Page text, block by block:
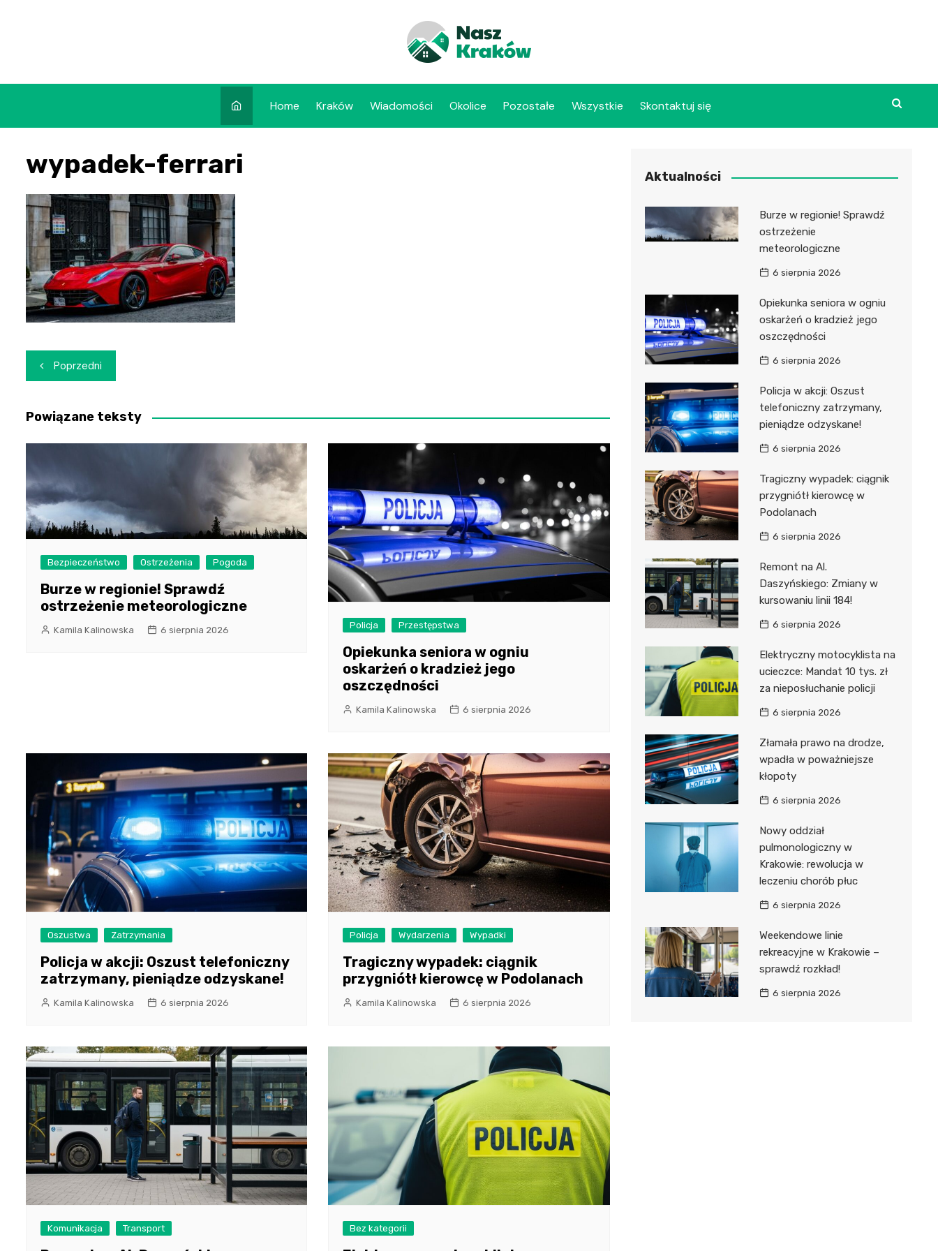
Home Kraków Wiadomości Okolice Pozostałe Wszystkie Skontaktuj się
wypadek-ferrari
Nawigacja
wpisu
Poprzedni
Powiązane teksty
Bezpieczeństwo Ostrzeżenia Pogoda
Burze w regionie! Sprawdź
ostrzeżenie meteorologiczne
Kamila Kalinowska 6 sierpnia 2026 Policja Przestępstwa
Opiekunka seniora w ogniu
oskarżeń o kradzież jego
oszczędności
Kamila Kalinowska 6 sierpnia 2026
Oszustwa Zatrzymania
Policja w akcji: Oszust telefoniczny
zatrzymany, pieniądze odzyskane!
Kamila Kalinowska 6 sierpnia 2026
Policja Wydarzenia Wypadki
Tragiczny wypadek: ciągnik
przygniótł kierowcę w Podolanach
Kamila Kalinowska 6 sierpnia 2026
Komunikacja Transport Bez kategorii
Aktualności
Burze w regionie! Sprawdź
ostrzeżenie
meteorologiczne
6 sierpnia 2026
Opiekunka seniora w ogniu
oskarżeń o kradzież jego
oszczędności
6 sierpnia 2026
Policja w akcji: Oszust
telefoniczny zatrzymany,
pieniądze odzyskane!
6 sierpnia 2026
Tragiczny wypadek: ciągnik
przygniótł kierowcę w
Podolanach
6 sierpnia 2026
Remont na Al.
Daszyńskiego: Zmiany w
kursowaniu linii 184!
6 sierpnia 2026
Elektryczny motocyklista na
ucieczce: Mandat 10 tys. zł
za nieposłuchanie policji
6 sierpnia 2026
Złamała prawo na drodze,
wpadła w poważniejsze
kłopoty
6 sierpnia 2026
Nowy oddział
pulmonologiczny w
Krakowie: rewolucja w
leczeniu chorób płuc
6 sierpnia 2026
Weekendowe linie
rekreacyjne w Krakowie –
sprawdź rozkład!
6 sierpnia 2026